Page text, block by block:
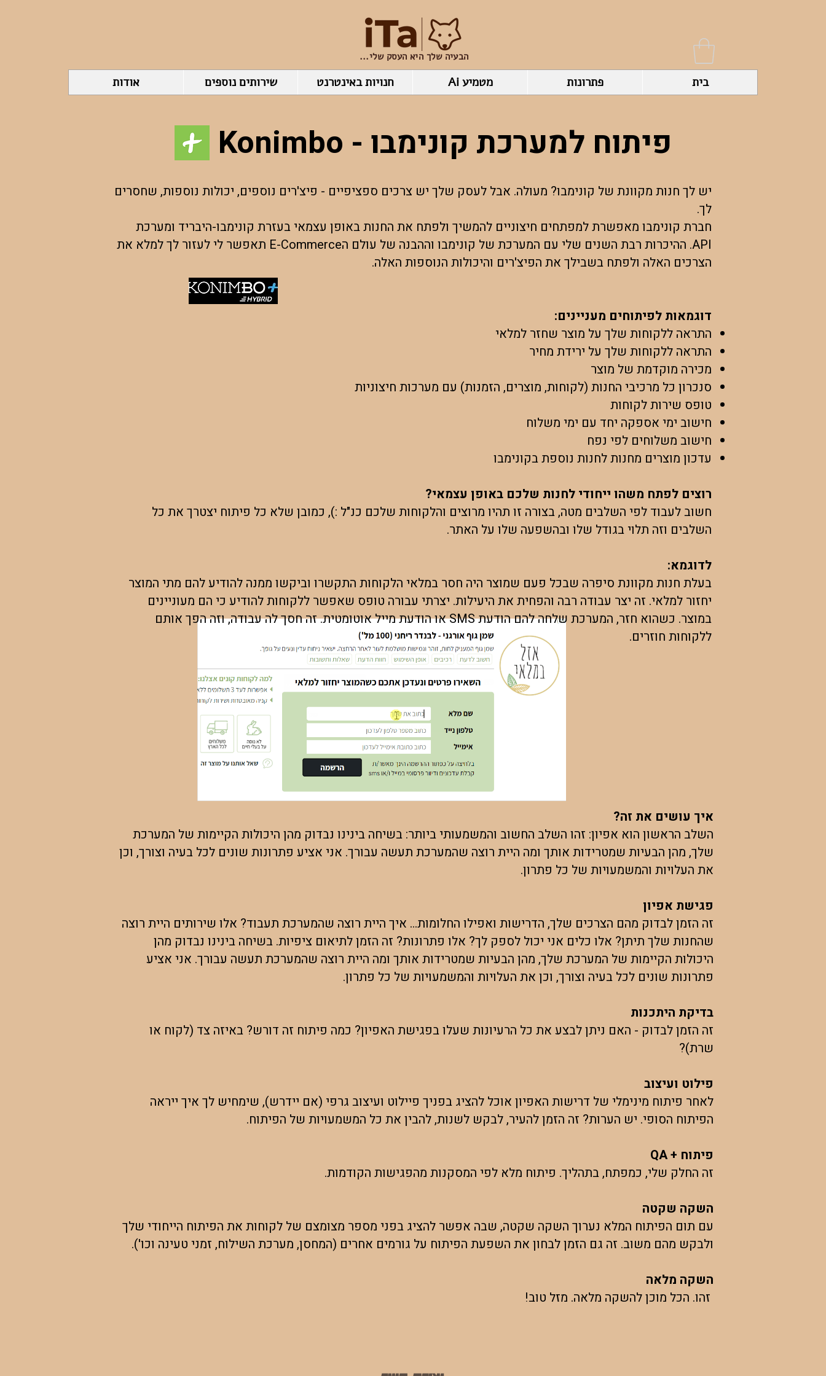
הבעיה שלך היא העסק שלי...
בית פתרונות מטמיע Ai חנויות באינטרנט שירותים נוספים אודות
פיתוח למערכת קונימבו - Konimbo
איך עושים את זה?
השלב הראשון הוא אפיון: זהו השלב החשוב והמשמעותי ביותר: בשיחה בינינו נבדוק מהן היכולות הקיימות של המערכת
שלך, מהן הבעיות שמטרידות אותך ומה היית רוצה שהמערכת תעשה עבורך. אני אציע פתרונות שונים לכל בעיה וצורך, וכן
את העלויות והמשמעויות של כל פתרון.
פגישת אפיון
זה הזמן לבדוק מהם הצרכים שלך, הדרישות ואפילו החלומות... איך היית רוצה שהמערכת תעבוד? אלו שירותים היית רוצה
שהחנות שלך תיתן? אלו כלים אני יכול לספק לך? אלו פתרונות? זה הזמן לתיאום ציפיות. בשיחה בינינו נבדוק מהן
היכולות הקיימות של המערכת שלך, מהן הבעיות שמטרידות אותך ומה היית רוצה שהמערכת תעשה עבורך. אני אציע
פתרונות שונים לכל בעיה וצורך, וכן את העלויות והמשמעויות של כל פתרון.
בדיקת היתכנות
זה הזמן לבדוק - האם ניתן לבצע את כל הרעיונות שעלו בפגישת האפיון? כמה פיתוח זה דורש? באיזה צד (לקוח או
שרת)?
פילוט ועיצוב
לאחר פיתוח מינימלי של דרישות האפיון אוכל להציג בפניך פיילוט ועיצוב גרפי (אם יידרש), שימחיש לך איך ייראה
הפיתוח הסופי. יש הערות? זה הזמן להעיר, לבקש לשנות, להבין את כל המשמעויות של הפיתוח.
פיתוח + QA
​זה החלק שלי, כמפתח, בתהליך. פיתוח מלא לפי המסקנות מהפגישות הקודמות.
השקה שקטה
עם תום הפיתוח המלא נערוך השקה שקטה, שבה אפשר להציג בפני מספר מצומצם של לקוחות את הפיתוח הייחודי שלך
ולבקש מהם משוב. זה גם הזמן לבחון את השפעת הפיתוח על גורמים אחרים (המחסן, מערכת השילוח, זמני טעינה וכו').
השקה מלאה
זהו. הכל מוכן להשקה מלאה. מזל טוב!
יש לך חנות מקוונת של קונימבו? מעולה. אבל לעסק שלך יש צרכים ספציפיים - פיצ'רים נוספים, יכולות נוספות, שחסרים
לך.
חברת קונימבו מאפשרת למפתחים חיצוניים להמשיך ולפתח את החנות באופן עצמאי בעזרת קונימבו-היבריד ומערכת
API. ההיכרות רבת השנים שלי עם המערכת של קונימבו וההבנה של עולם הE-Commerce תאפשר לי
לעזור לך למלא את
הצרכים האלה ולפתח בשבילך את הפיצ'רים והיכולות הנוספות האלה.
דוגמאות לפיתוחים מעניינים:
התראה ללקוחות שלך על מוצר שחזר למלאי
התראה ללקוחות שלך על ירידת מחיר
מכירה מוקדמת של מוצר
סנכרון כל מרכיבי החנות (לקוחות, מוצרים, הזמנות) עם מערכות חיצוניות
טופס שירות לקוחות
חישוב ימי אספקה יחד עם ימי משלוח
חישוב משלוחים לפי נפח
עדכון מוצרים מחנות לחנות נוספת בקונימבו
רוצים לפתח משהו ייחודי לחנות שלכם באופן עצמאי?
חשוב לעבוד לפי השלבים מטה, בצורה זו תהיו מרוצים והלקוחות שלכם כנ"ל :), כמובן שלא כל פיתוח יצטרך את כל
השלבים וזה תלוי בגודל שלו ובהשפעה שלו על האתר.
לדוגמא:
בעלת חנות מקוונת סיפרה שבכל פעם שמוצר היה חסר במלאי הלקוחות התקשרו וביקשו ממנה להודיע להם מתי המוצר
יחזור למלאי. זה יצר עבודה רבה והפחית את היעילות. יצרתי עבורה טופס שאפשר ללקוחות להודיע כי הם מעוניינים
במוצר. כשהוא חזר, המערכת שלחה להם הודעת SMS או הודעת מייל אוטומטית. זה חסך לה עבודה, וזה הפך אותם
ללקוחות חוזרים.